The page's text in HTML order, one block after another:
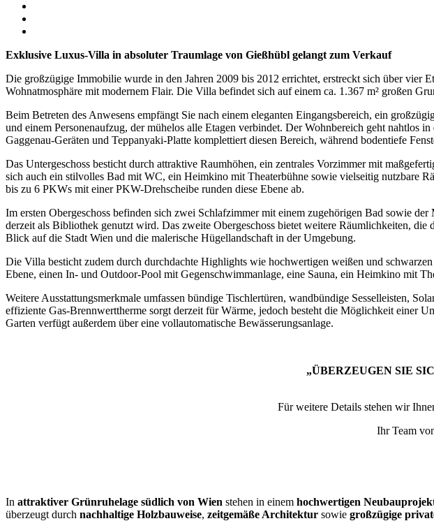
Exklusive Luxus-Villa in absoluter Traumlage von Gießhübl gelangt zum Verkauf
Die großzügige Immobilie wurde in den Jahren 2009 bis 2012 errichtet, erstreckt sich über vier
Wohnatmosphäre mit modernem Flair. Die Villa befindet sich auf einem ca. 1.367 m² großen
Beim Betreten des Anwesens empfängt Sie nach einem eleganten Eingangsbereich, ein
und einem Personenaufzug, der mühelos alle Etagen verbindet. Der Wohnbereich geht nahtlos
Gaggenau-Geräten und Teppanyaki-Platte komplettiert diesen Bereich, während bodentiefe
Das Untergeschoss besticht durch attraktive Raumhöhen, ein zentrales Vorzimmer mit
sich auch ein stilvolles Bad mit WC, ein Heimkino mit Theaterbühne sowie vielseitig nutzbare
bis zu 6 PKWs mit einer PKW-Drehscheibe runden diese Ebene ab.
Im ersten Obergeschoss befinden sich zwei Schlafzimmer mit einem zugehörigen Bad sowie
derzeit als Bibliothek genutzt wird. Das zweite Obergeschoss bietet weitere Räumlichkeiten, die
Blick auf die Stadt Wien und die malerische Hügellandschaft in der Umgebung.
Die Villa besticht zudem durch durchdachte Highlights wie hochwertigen weißen und
Ebene, einen In- und Outdoor-Pool mit Gegenschwimmanlage, eine Sauna, ein Heimkino mit
Weitere Ausstattungsmerkmale umfassen bündige Tischlertüren, wandbündige Sesselleisten,
effiziente Gas-Brennwerttherme sorgt derzeit für Wärme, jedoch besteht die Möglichkeit einer
Garten verfügt außerdem über eine vollautomatische Bewässerungsanlage.
„ÜBERZEUGEN SIE
Für weitere Details stehen wir
Ihr Team
In attraktiver Grünruhelage südlich von Wien stehen in einem hochwertigen
überzeugt durch nachhaltige Holzbauweise, zeitgemäße Architektur sowie großzügige